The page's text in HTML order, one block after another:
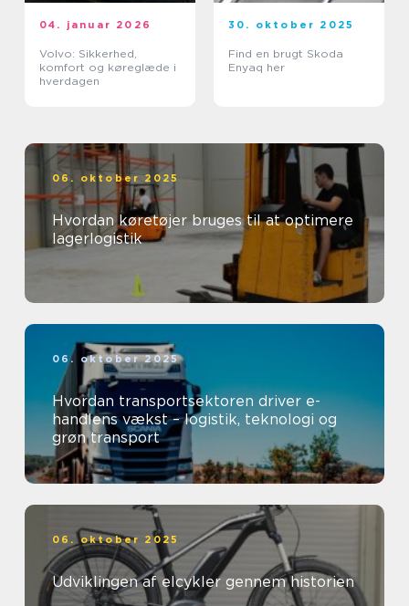
04. januar 2026
Volvo: Sikkerhed,
komfort og køreglæde i
hverdagen
30. oktober 2025
Find en brugt Skoda
Enyaq her
06. oktober 2025
Hvordan køretøjer bruges til at optimere
lagerlogistik
06. oktober 2025
Hvordan transportsektoren driver e-
handlens vækst – logistik, teknologi og
grøn transport
06. oktober 2025
Udviklingen af elcykler gennem historien